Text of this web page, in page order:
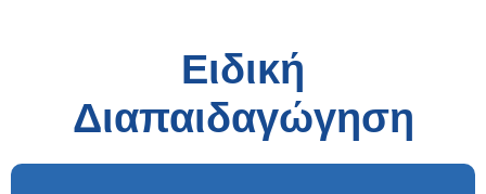
Ειδική
Διαπαιδαγώγηση